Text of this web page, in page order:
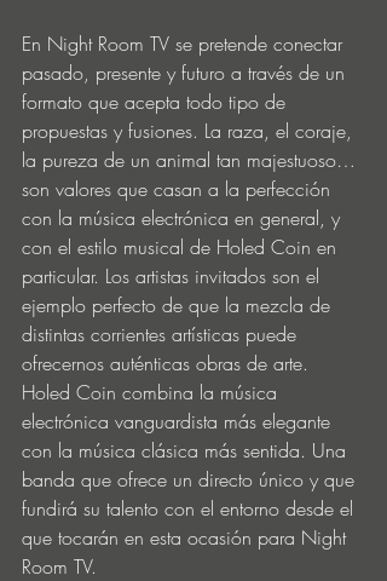
En Night Room TV se pretende conectar
pasado, presente y futuro a través de un
formato que acepta todo tipo de
propuestas y fusiones. La raza, el coraje,
la pureza de un animal tan majestuoso…
son valores que casan a la perfección
con la música electrónica en general, y
con el estilo musical de Holed Coin en
particular. Los artistas invitados son el
ejemplo perfecto de que la mezcla de
distintas corrientes artísticas puede
ofrecernos auténticas obras de arte.
Holed Coin combina la música
electrónica vanguardista más elegante
con la música clásica más sentida. Una
banda que ofrece un directo único y que
fundirá su talento con el entorno desde el
que tocarán en esta ocasión para Night
Room TV.